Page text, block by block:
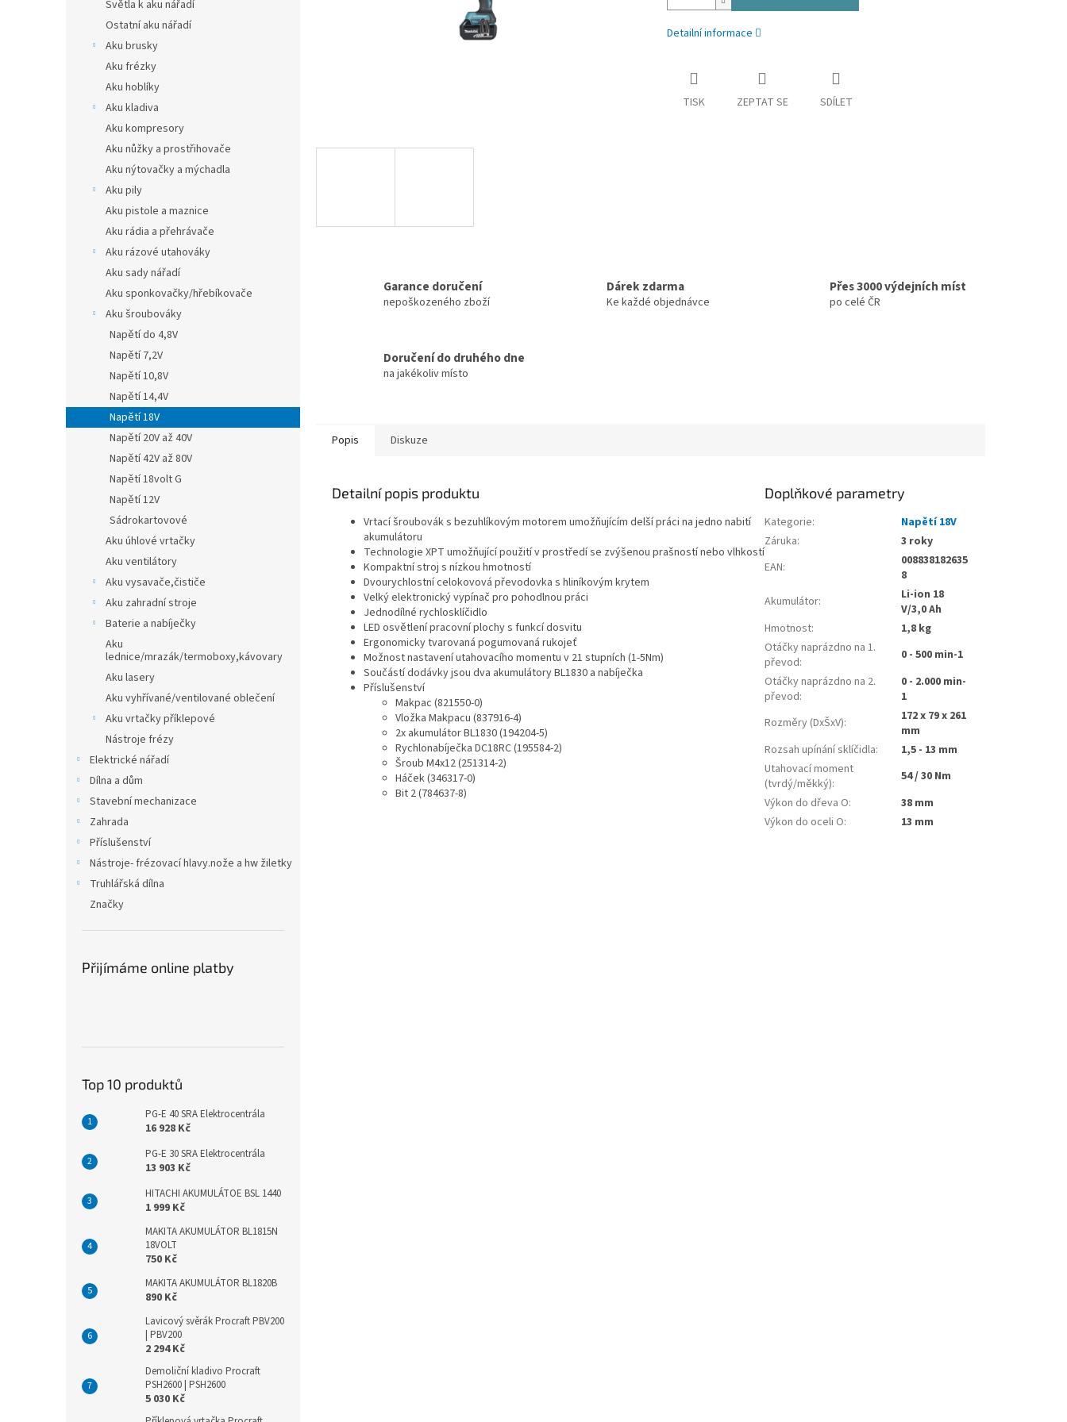
Světla k aku nářadí
Ostatní aku nářadí
Aku brusky
Aku frézky
Aku hoblíky
Aku kladiva
Aku kompresory
Aku nůžky a prostřihovače
Aku nýtovačky a mýchadla
Aku pily
Aku pistole a maznice
Aku rádia a přehrávače
Aku rázové utahováky
Aku sady nářadí
Aku sponkovačky/hřebíkovače
Aku šroubováky
Napětí do 4,8V
Napětí 7,2V
Napětí 10,8V
Napětí 14,4V
Napětí 18V
Napětí 20V až 40V
Napětí 42V až 80V
Napětí 18volt G
Napětí 12V
Sádrokartovové
Aku úhlové vrtačky
Aku ventilátory
Aku vysavače,čističe
Aku zahradní stroje
Baterie a nabíječky
Aku
lednice/mrazák/termoboxy,kávovary
Aku lasery
Aku vyhřívané/ventilované oblečení
Aku vrtačky příklepové
Nástroje frézy
Elektrické nářadí
Dílna a dům
Stavební mechanizace
Zahrada
Příslušenství
Nástroje- frézovací hlavy.nože a hw žiletky
Truhlářská dílna
Značky
Přijímáme online platby
Top 10 produktů
PG-E 40 SRA Elektrocentrála
16 928 Kč
PG-E 30 SRA Elektrocentrála
13 903 Kč
HITACHI AKUMULÁTOE BSL 1440
1 999 Kč
MAKITA AKUMULÁTOR BL1815N
18VOLT
750 Kč
MAKITA AKUMULÁTOR BL1820B
890 Kč
Lavicový svěrák Procraft PBV200
| PBV200
2 294 Kč
Demoliční kladivo Procraft
PSH2600 | PSH2600
5 030 Kč
Detailní informace
TISK ZEPTAT SE SDÍLET
Garance doručení
nepoškozeného zboží
Dárek zdarma
Ke každé objednávce
Přes 3000 výdejních míst
po celé ČR
Doručení do druhého dne
na jakékoliv místo
Popis Diskuze
Detailní popis produktu
Vrtací šroubovák s bezuhlíkovým motorem umožňujícím delší práci na jedno nabití
akumulátoru
Technologie XPT umožňující použití v prostředí se zvýšenou prašností nebo vlhkostí
Kompaktní stroj s nízkou hmotností
Dvourychlostní celokovová převodovka s hliníkovým krytem
Velký elektronický vypínač pro pohodlnou práci
Jednodílné rychlosklíčidlo
LED osvětlení pracovní plochy s funkcí dosvitu
Ergonomicky tvarovaná pogumovaná rukojeť
Možnost nastavení utahovacího momentu v 21 stupních (1-5Nm)
Součástí dodávky jsou dva akumulátory BL1830 a nabíječka
Příslušenství
Makpac (821550-0)
Vložka Makpacu (837916-4)
2x akumulátor BL1830 (194204-5)
Rychlonabíječka DC18RC (195584-2)
Šroub M4x12 (251314-2)
Háček (346317-0)
Bit 2 (784637-8)
Doplňkové parametry
Kategorie:
Napětí 18V
Záruka:
3 roky
EAN:
008838182635
8
Akumulátor:
Li-ion 18
V/3,0 Ah
Hmotnost:
1,8 kg
Otáčky naprázdno na 1.
převod:
0 - 500 min-1
Otáčky naprázdno na 2.
převod:
0 - 2.000 min-
1
Rozměry (DxŠxV):
172 x 79 x 261
mm
Rozsah upínání sklíčidla:
1,5 - 13 mm
Utahovací moment
(tvrdý/měkký):
54 / 30 Nm
Výkon do dřeva O:
38 mm
Výkon do oceli O: 13 mm